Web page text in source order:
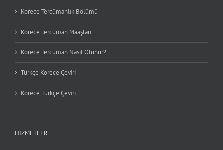
Korece Tercümanlık Bölümü
Korece Tercüman Maaşları
Korece Tercüman Nasıl Olunur?
Türkçe Korece Çeviri
Korece Türkçe Çeviri
HIZMETLER